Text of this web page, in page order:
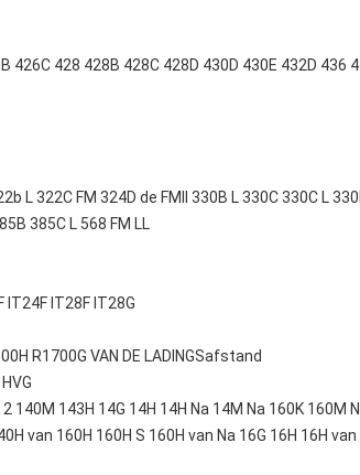
426C 428 428B 428C 428D 430D 430E 432D 436
L 322C FM 324D de FMll 330B L 330C 330C L
385C L 568 FM LL
IT24F IT28F IT28G
R1700G VAN DE LADINGSafstand
143H 14G 14H 14H Na 14M Na 160K 160M
van 160H 160H S 160H van Na 16G 16H 16H van